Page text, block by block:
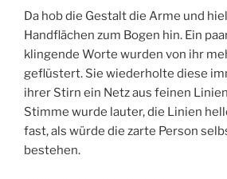
Da hob die Gestalt die Arme und
Handflächen zum Bogen hin. Ein
klingende Worte wurden von ihr
geflüstert. Sie wiederholte diese
ihrer Stirn ein Netz aus feinen
Stimme wurde lauter, die Linien
fast, als würde die zarte Person
bestehen.